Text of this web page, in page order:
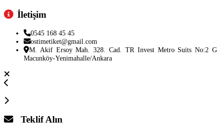
İletişim
0545 168 45 45
ostimetiket@gmail.com
M. Akif Ersoy Mah. 328. Cad. TR Invest Metro Suits No:2 G
Macunköy-Yenimahalle/Ankara
Teklif Alın